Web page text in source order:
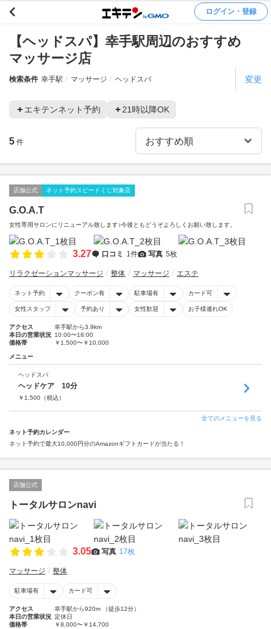
ログイン・登録
【ヘッドスパ】幸手駅周辺のおすすめ
マッサージ店
検索条件 幸手駅 マッサージ ヘッドスパ 変更
エキテンネット予約 21時以降OK
5 件
店舗公式 ネット予約スピードくじ対象店
G.O.A.T
女性専用サロンにリニューアル致します♪今後ともどうぞよろしくお願い致します。
3.27 口コミ 1件 写真 5枚
リラクゼーションマッサージ 整体 マッサージ エステ
ネット予約 クーポン有 駐車場有 カード可
女性スタッフ 予約あり 女性歓迎 お子様連れOK
アクセス
幸手駅から3.9km
本日の営業状況 10:00〜18:00
価格帯
￥1,500〜￥10,000
メニュー
ヘッドスパ
ヘッドケア 10分
￥ 1,500 （税込）
全てのメニューを見る
ネット予約カレンダー
ネット予約で最大10,000円分のAmazonギフトカードが当たる！
店舗公式
トータルサロンnavi
3.05 写真 17枚
マッサージ 整体
駐車場有 カード可
アクセス
幸手駅から920m （徒歩12分）
本日の営業状況 定休日
価格帯
￥8,000〜￥14,700